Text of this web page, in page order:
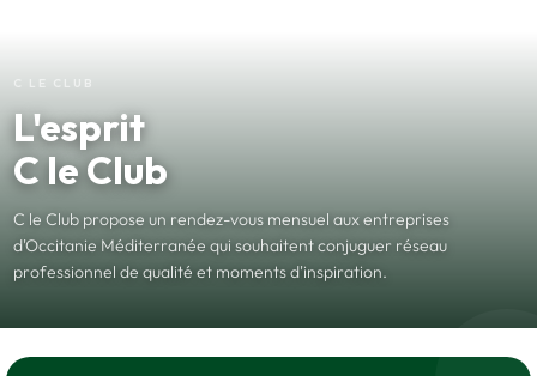
C LE CLUB
L'esprit
C le Club
C le Club propose un rendez-vous mensuel aux entreprises
d'Occitanie Méditerranée qui souhaitent conjuguer réseau
professionnel de qualité et moments d'inspiration.